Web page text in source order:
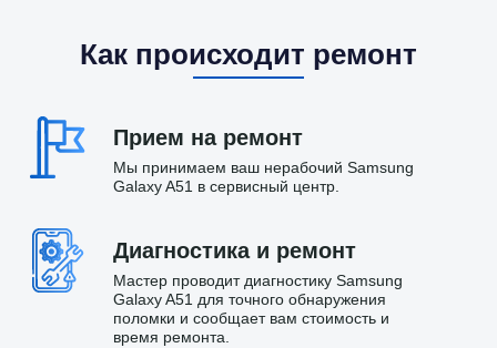
Как происходит ремонт
Прием на ремонт
Мы принимаем ваш нерабочий Samsung
Galaxy A51 в сервисный центр.
Диагностика и ремонт
Мастер проводит диагностику Samsung
Galaxy A51 для точного обнаружения
поломки и сообщает вам стоимость и
время ремонта.